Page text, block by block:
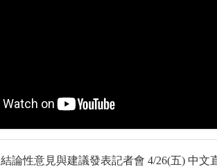
結論性意見與建議發表記者會 4/26(五) 中文